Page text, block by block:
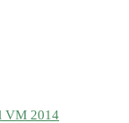
VM 2014